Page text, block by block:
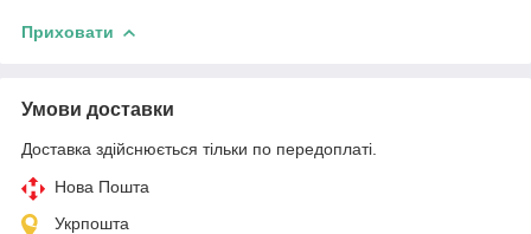
Приховати
Умови доставки
Доставка здійснюється тільки по передоплаті.
Нова Пошта
Укрпошта